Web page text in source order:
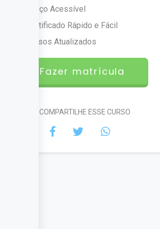
Preço Acessível
Certificado Rápido e Fácil
Cursos Atualizados
Fazer matrícula
#COMPARTILHE ESSE CURSO